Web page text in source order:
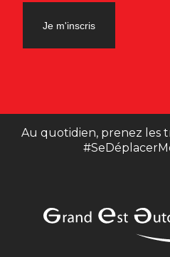
Au quotidien, prenez les